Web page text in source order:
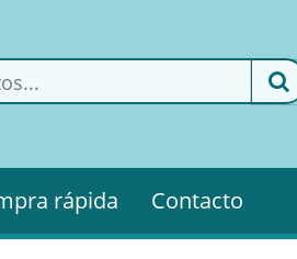
rápida Contacto